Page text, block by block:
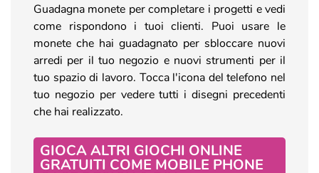
Guadagna monete per completare i progetti e vedi
come rispondono i tuoi clienti. Puoi usare le
monete che hai guadagnato per sbloccare nuovi
arredi per il tuo negozio e nuovi strumenti per il
tuo spazio di lavoro. Tocca l'icona del telefono nel
tuo negozio per vedere tutti i disegni precedenti
che hai realizzato.
GIOCA ALTRI GIOCHI ONLINE
GRATUITI COME MOBILE PHONE